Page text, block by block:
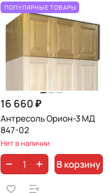
ПОПУЛЯРНЫЕ ТОВАРЫ
16 660 ₽
Антресоль Орион-3 МД
847-02
Нет в наличии
В корзину